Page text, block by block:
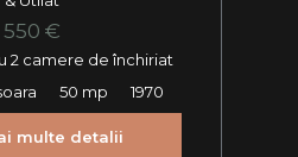
550 €
2 camere de închiriat
50 mp 1970
multe detalii